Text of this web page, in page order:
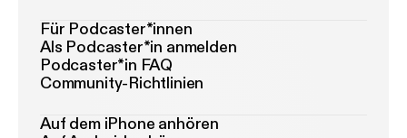
Für Podcaster*innen
Als Podcaster*in anmelden
Podcaster*in FAQ
Community-Richtlinien
Auf dem iPhone anhören